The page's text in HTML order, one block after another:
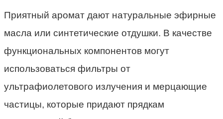
Приятный аромат дают натуральные эфирные
масла или синтетические отдушки. В качестве
функциональных компонентов могут
использоваться фильтры от
ультрафиолетового излучения и мерцающие
частицы, которые придают прядкам